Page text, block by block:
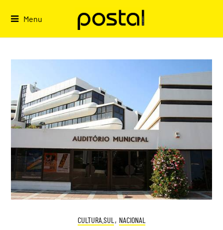
Menu
CULTURA.SUL , NACIONAL